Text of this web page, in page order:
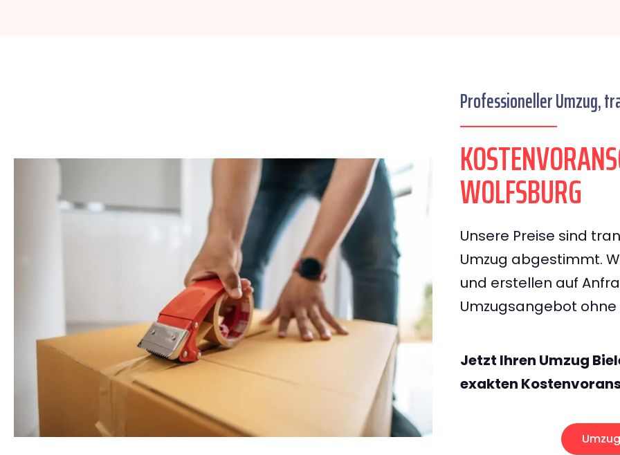
Professioneller Umzug,
WOLFSBURG
Unsere Preise sind
Umzug abgestimmt.
und erstellen auf
Umzugsangebot
Jetzt Ihren Umzug
exakten